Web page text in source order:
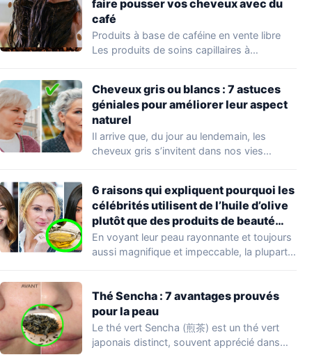
faire pousser vos cheveux avec du
café
Produits à base de caféine en vente libre
Les produits de soins capillaires à…
Cheveux gris ou blancs : 7 astuces
géniales pour améliorer leur aspect
naturel
Il arrive que, du jour au lendemain, les
cheveux gris s’invitent dans nos vies…
6 raisons qui expliquent pourquoi les
célébrités utilisent de l’huile d’olive
plutôt que des produits de beauté
coûteux
En voyant leur peau rayonnante et toujours
aussi magnifique et impeccable, la plupart
Thé Sencha : 7 avantages prouvés
pour la peau
Le thé vert Sencha (煎茶) est un thé vert
japonais distinct, souvent apprécié dans…